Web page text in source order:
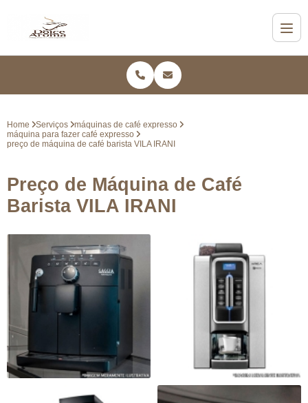
Home Serviços
máquinas de café expresso
máquina para fazer café expresso
preço de máquina de café barista VILA IRANI
Preço de Máquina de Café
Barista VILA IRANI